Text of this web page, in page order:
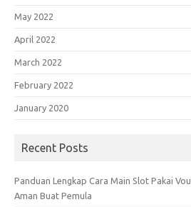
May 2022
April 2022
March 2022
February 2022
January 2020
Recent Posts
Panduan Lengkap Cara Main Slot Pakai
Aman Buat Pemula